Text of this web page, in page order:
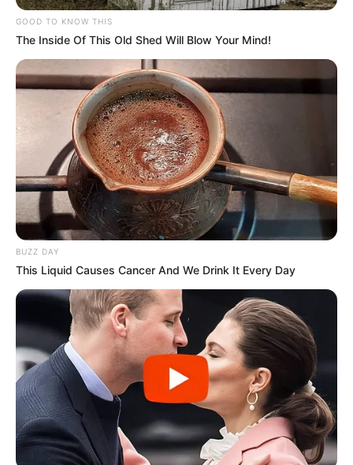
und in einer Dauerausstellung des Nationalparkzentrums
Schloss Seebach
Die älteste Vogelschutzwarte
Deutschlands (seit 1908) im
Wasserschloss Seebach.
Opfermoor Niederdorla
Rekonstruierte Kult- und Wohnstätten aus
der Zeit der Kelten und Germanen.
Wildkatzendorf Hütscheroda
zum Nationalpark Hainich liegende
Wildkatzendorf Hütscheroda ist ein
beliebtes Ausflugsziel, in dem echte und in der Natur sehr
scheue Wildkatzen zu beobachten sind. Außerdem gibt es
viel über die Population der Wildkatzen im Hainich und in
ganz Deutschland sowie über den Naturschutz zu
erfahren.
Skulpturen und Natur in Behringen und
GOOD TO KNOW THIS
The Inside Of This Old Shed Will Blow Your Mind!
BUZZ DAY
This Liquid Causes Cancer And We Drink It Every Day